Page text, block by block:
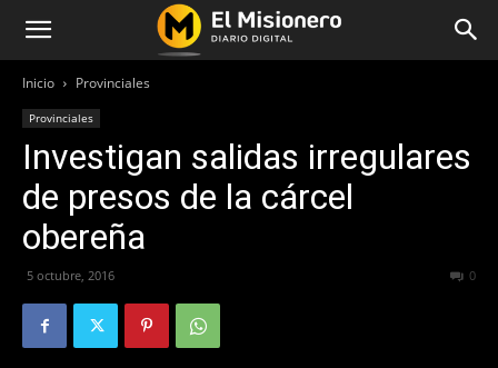
Inicio Provinciales
Provinciales
Investigan salidas irregulares
de presos de la cárcel
obereña
5 octubre, 2016 0